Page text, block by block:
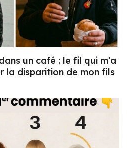
un café : le fil qui m’a
la disparition de mon fils